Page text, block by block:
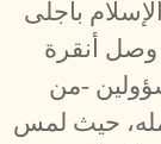
بأجلى
وصل أنقرة
-من
حيث لمس